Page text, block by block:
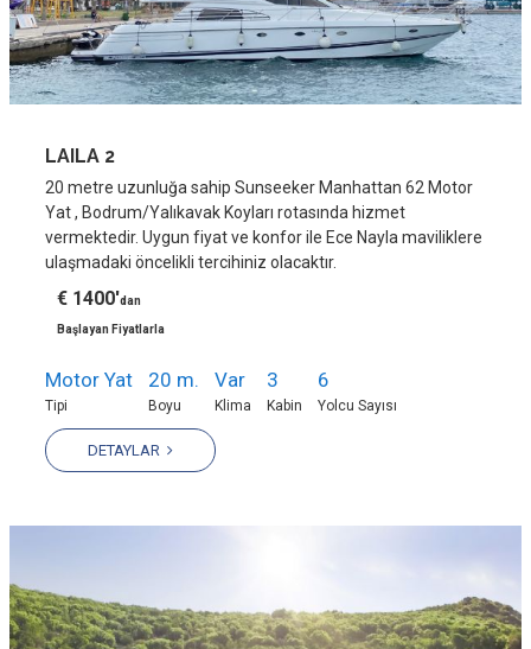
LAILA 2
20 metre uzunluğa sahip Sunseeker Manhattan 62 Motor
Yat , Bodrum/Yalıkavak Koyları rotasında hizmet
vermektedir. Uygun fiyat ve konfor ile Ece Nayla maviliklere
ulaşmadaki öncelikli tercihiniz olacaktır.
€ 1400'dan
Başlayan Fiyatlarla
Motor Yat
Tipi
20 m.
Boyu
Var
Klima
3
Kabin
6
Yolcu Sayısı
DETAYLAR